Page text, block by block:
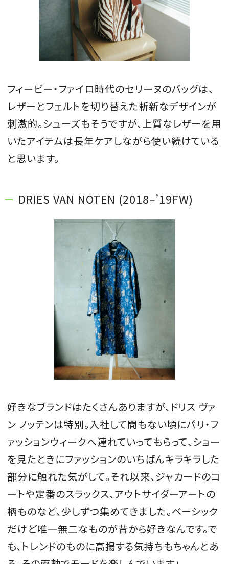
フィービー・ファイロ時代のセリーヌのバッグは、
レザーとフェルトを切り替えた斬新なデザインが
刺激的。シューズもそうですが、上質なレザーを用
いたアイテムは長年ケアしながら使い続けている
と思います。
DRIES VAN NOTEN (2018‒’19FW)
好きなブランドはたくさんありますが、ドリス ヴァ
ン ノッテンは特別。入社して間もない頃にパリ・フ
ァッションウィークへ連れていってもらって、ショー
を見たときにファッションのいちばんキラキラした
部分に触れた気がして。それ以来、ジャカードのコ
ートや定番のスラックス、アウトサイダーアートの
柄ものなど、少しずつ集めてきました。ベーシック
だけど唯一無二なものが昔から好きなんです。で
も、トレンドのものに高揚する気持ちもちゃんとあ